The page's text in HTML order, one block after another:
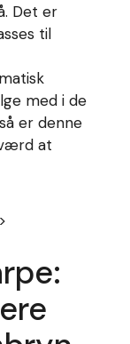
Det er
til
med i de
er denne
at